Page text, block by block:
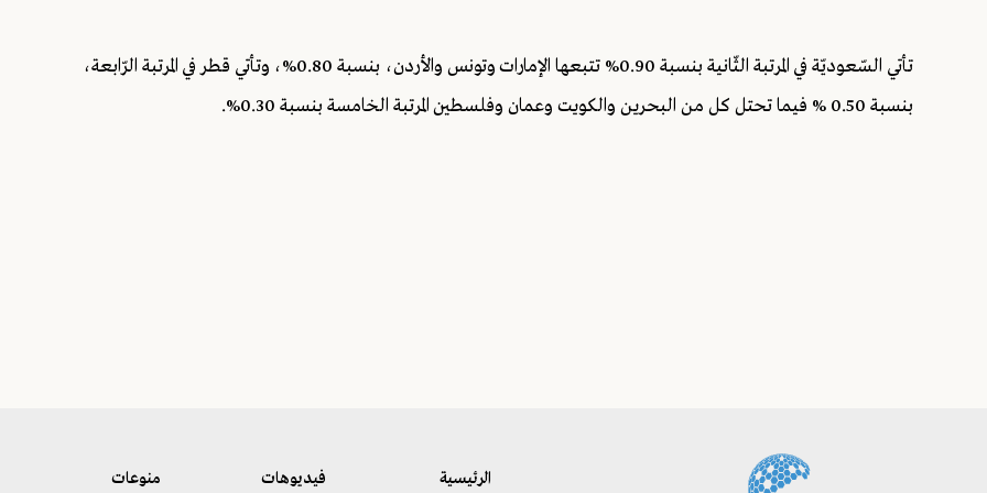
تأتي السّعوديّة في المرتبة الثّانية بنسبة 0.90% تتبعها الإمارات وتونس والأردن، بنسبة 0.80%، وتأتي قطر في المرتبة الرّابعة،
بنسبة 0.50 % فيما تحتل كل من البحرين والكويت وعمان وفلسطين المرتبة الخامسة بنسبة 0.30%.
الرئيسية فيديوهات منوعات